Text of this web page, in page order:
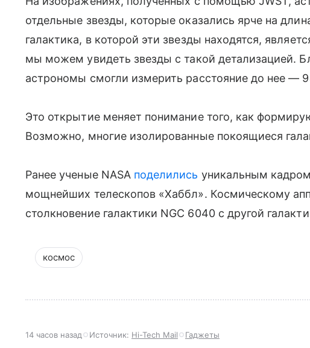
отдельные звезды, которые оказались ярче на
галактика, в которой эти звезды находятся,
мы можем увидеть звезды с такой детализацией.
астрономы смогли измерить расстояние до нее —
Это открытие меняет понимание того, как
Возможно, многие изолированные покоящиеся
Ранее ученые NASA поделились уникальным
мощнейших телескопов «Хаббл». Космическому
столкновение галактики NGC 6040 с другой
космос
14 часов назад Источник: Hi-Tech Mail Гаджеты